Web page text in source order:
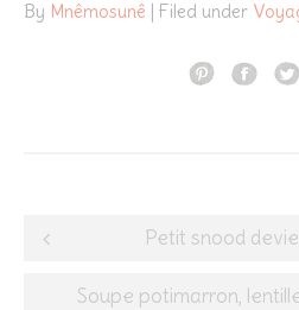
By Mnêmosunê | Filed under
Post
navigation
Petit snood
Soupe potimarron,